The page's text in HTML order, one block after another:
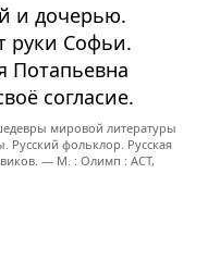
и дочерью.
руки Софьи.
Потапьевна
согласие.
мировой литературы
Русский фольклор. Русская
— М. : Олимп : ACT,